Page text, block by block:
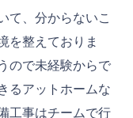
て、分からないこ
を整えておりま
ので未経験からで
るアットホームな
工事はチームで行